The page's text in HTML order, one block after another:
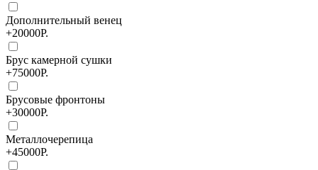
Дополнительный венец
+20000Р.
Брус камерной сушки
+75000Р.
Брусовые фронтоны
+30000Р.
Металлочерепица
+45000Р.